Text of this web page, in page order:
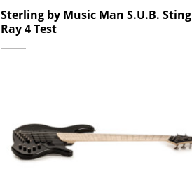
Sterling by Music Man S.U.B. Sting
Ray 4 Test